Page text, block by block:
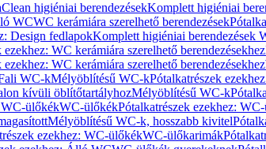
higiéniai berendezésekKomplett higiéniai
WCWC kerámiára szerelhető berendezések
Design fedlapokKomplett higiéniai berendezések
ezekhez: WC kerámiára szerelhető berendezésekhez
ezekhez: WC kerámiára szerelhető berendezésekhez
WC-kMélyöblítésű WC-kPótalkatrészek
kívüli öblítőtartályhozMélyöblítésű WC-k
WC-ülőkékWC-ülőkékPótalkatrészek ezekhez:
Mélyöblítésű WC-k, hosszabb kivitel
ezekhez: WC-ülőkékWC-ülőkarimák